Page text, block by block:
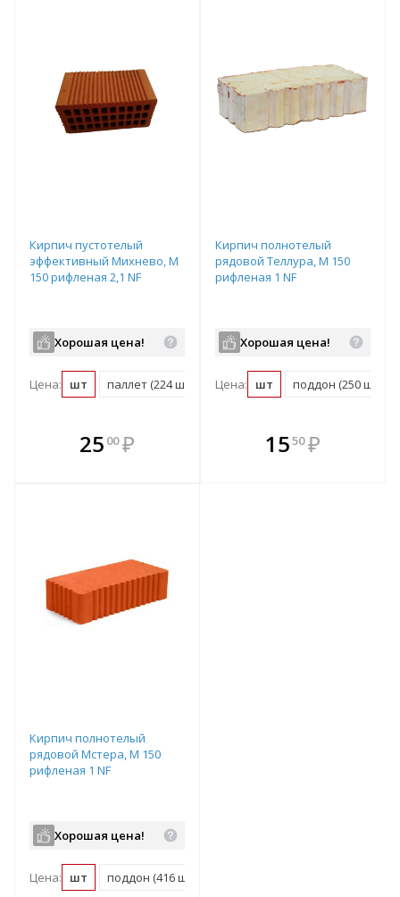
Кирпич пустотелый
эффективный Михнево, М
150 рифленая 2,1 NF
Хорошая цена!
Цена: шт паллет (224 шт)
25 00 ₽
В комплекте
всегда выгоднее!
Кирпич полнотелый
рядовой Теллура, М 150
рифленая 1 NF
Хорошая цена!
Цена: шт поддон (250 шт)
В комплекте
всегда выгоднее!
1550 ₽
Кирпич полнотелый
рядовой Мстера, М 150
рифленая 1 NF
Хорошая цена!
Цена: шт поддон (416 шт)